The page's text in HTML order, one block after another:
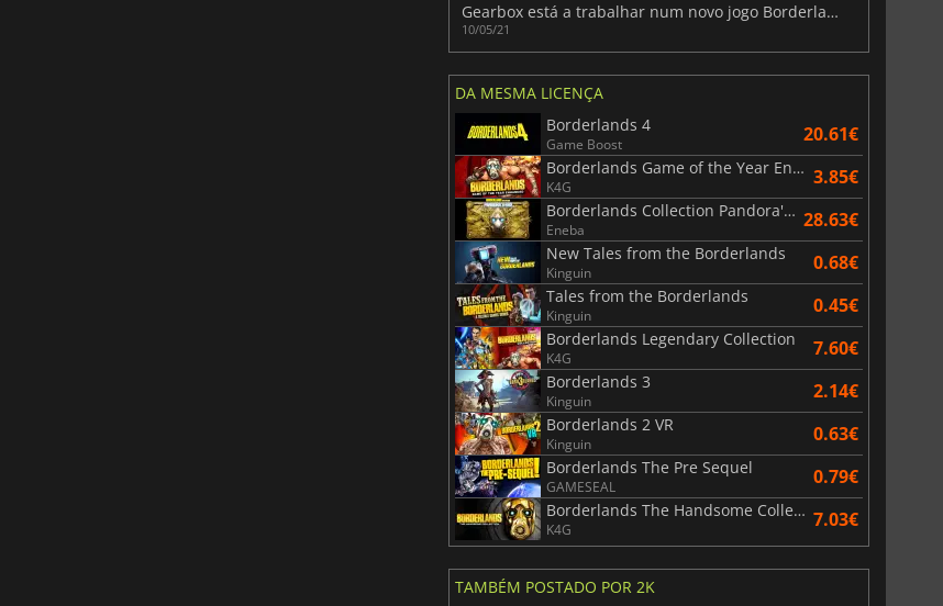
Gearbox está a trabalhar num novo jogo Borderlands
10/05/21
DA MESMA LICENÇA
Borderlands 4
Game Boost 20.61€
Borderlands Game of the Year Enhanced
K4G 3.85€
Borderlands Collection Pandora's Box
Eneba 28.63€
New Tales from the Borderlands
Kinguin 0.68€
Tales from the Borderlands
Kinguin 0.45€
Borderlands Legendary Collection
K4G 7.60€
Borderlands 3
Kinguin 2.14€
Borderlands 2 VR
Kinguin 0.63€
Borderlands The Pre Sequel
GAMESEAL 0.79€
Borderlands The Handsome Collection
K4G 7.03€
TAMBÉM POSTADO POR 2K